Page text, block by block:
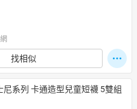
找相似
尼系列 卡通造型兒童短襪 5雙組